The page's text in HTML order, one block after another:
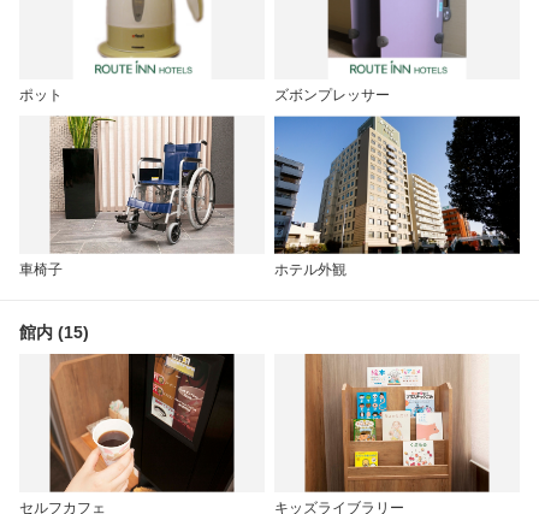
ポット ズボンプレッサー
車椅子 ホテル外観
館内 (15)
セルフカフェ キッズライブラリー